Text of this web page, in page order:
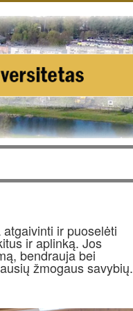
ir puoselėti
ir aplinką. Jos
bendrauja bei
žmogaus savybių.